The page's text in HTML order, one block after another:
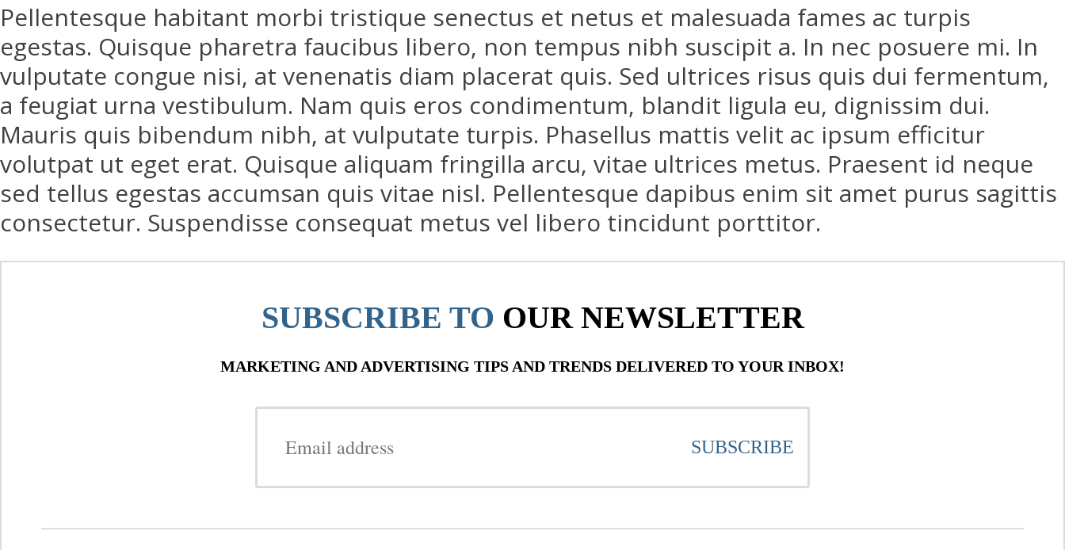
Pellentesque habitant morbi tristique senectus et netus et malesuada fames ac turpis
egestas. Quisque pharetra faucibus libero, non tempus nibh suscipit a. In nec posuere mi. In
vulputate congue nisi, at venenatis diam placerat quis. Sed ultrices risus quis dui fermentum,
a feugiat urna vestibulum. Nam quis eros condimentum, blandit ligula eu, dignissim dui.
Mauris quis bibendum nibh, at vulputate turpis. Phasellus mattis velit ac ipsum efficitur
volutpat ut eget erat. Quisque aliquam fringilla arcu, vitae ultrices metus. Praesent id neque
sed tellus egestas accumsan quis vitae nisl. Pellentesque dapibus enim sit amet purus sagittis
consectetur. Suspendisse consequat metus vel libero tincidunt porttitor.
SUBSCRIBE TO OUR NEWSLETTER
MARKETING AND ADVERTISING TIPS AND TRENDS DELIVERED TO YOUR INBOX!